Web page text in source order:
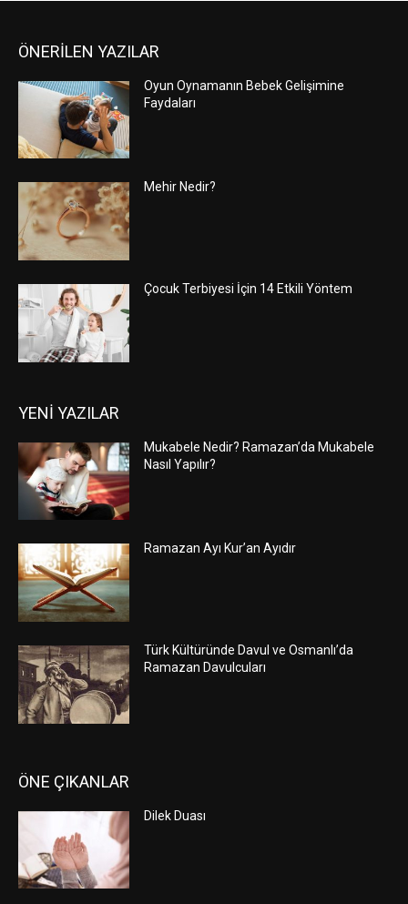
ÖNERİLEN YAZILAR
Oyun Oynamanın Bebek Gelişimine
Faydaları
Mehir Nedir?
Çocuk Terbiyesi İçin 14 Etkili Yöntem
YENİ YAZILAR
Mukabele Nedir? Ramazan’da Mukabele
Nasıl Yapılır?
Ramazan Ayı Kur’an Ayıdır
Türk Kültüründe Davul ve Osmanlı’da
Ramazan Davulcuları
ÖNE ÇIKANLAR
Dilek Duası